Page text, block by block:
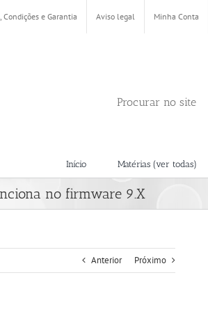
Condições e Garantia Aviso legal Minha Conta
Procurar no site
Início Matérias (ver todas)
no firmware 9.X
Anterior Próximo